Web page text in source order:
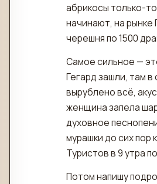
абрикосы только-
начинают, на рынке
черешня по 1500
Самое сильное —
Гегард зашли, там в
вырублено всё,
женщина запела
духовное
мурашки до сих пор
Туристов в 9 утра
Потом напишу